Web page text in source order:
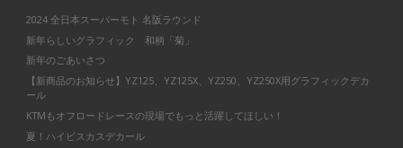
2024 全日本スーパーモト 名阪ラウンド
新年らしいグラフィック 和柄「菊」
新年のごあいさつ
【新商品のお知らせ】YZ125、YZ125X、YZ250、YZ250X用グラフィックデカ
ール
KTMもオフロードレースの現場でもっと活躍してほしい！
夏！ハイビスカスデカール